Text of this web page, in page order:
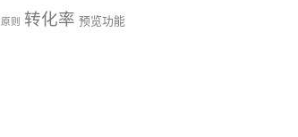
原则 转化率 预览功能